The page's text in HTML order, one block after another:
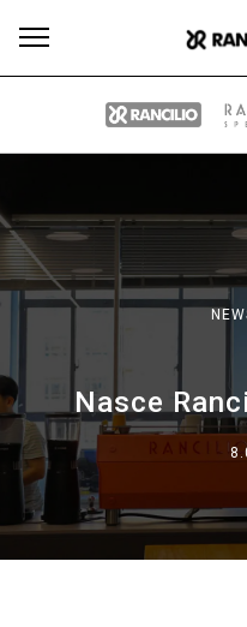
Nasce
Tutti
Brand
Il gruppo